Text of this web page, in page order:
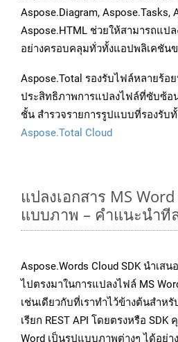
Aspose.Diagram, Aspose.Tasks,
Aspose.HTML ช่วยให้สามารถแป
อย่างครอบคลุมทั่วทั้งแอปพลิเคชัน
Aspose.Total รองรับไฟล์หลายร้อ
ประสิทธิภาพการแปลงไฟล์ที่ซับซ้อ
ชั้น สำรวจรายการรูปแบบที่รองรั
Aspose.Total Cloud
แปลงเอกสาร MS
แบบภาพ – คำแนะนำที
Aspose.Words Cloud SDK นำเส
ไปตรงมาในการแปลงไฟล์ MS
เช่นเดียวกับที่เราทำไว้ข้างต้นสำหรั
เรียก REST API โดยตรงหรือ
Word เป็นรูปแบบภาพต่างๆ ได้อย่า